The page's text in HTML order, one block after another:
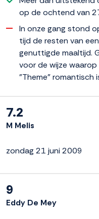
op de ochtend van
In onze gang stond
tijd de resten van
genuttigde maaltijd.
voor de wijze
"Theme" romantisch
7.2
M Melis
zondag 21 juni 2009
9
Eddy De Mey